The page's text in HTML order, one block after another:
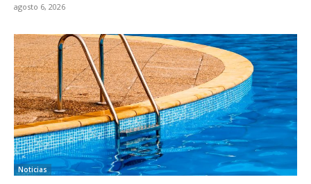
agosto 6, 2026
Noticias